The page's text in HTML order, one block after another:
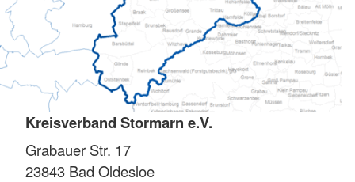
Kreisverband Stormarn e.V.
Grabauer Str. 17
23843 Bad Oldesloe